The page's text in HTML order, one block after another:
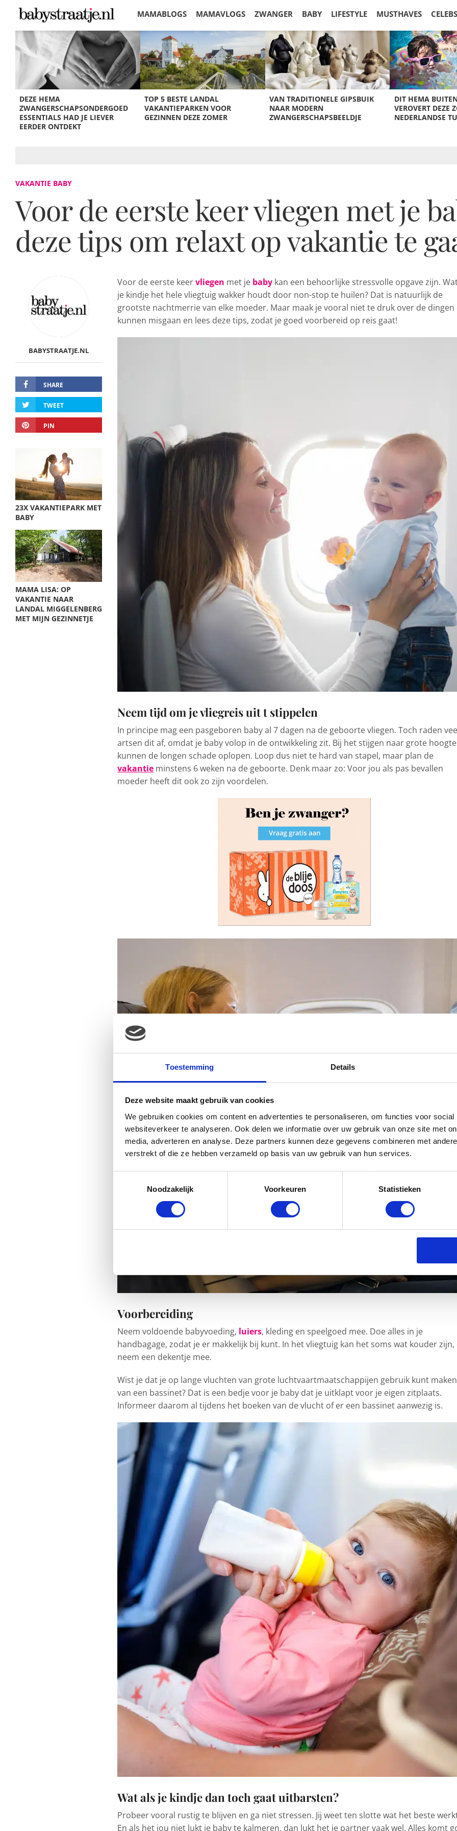
Toestemming Details
Deze website maakt gebruik van cookies
We gebruiken cookies om content en advertenties te personaliseren, om functies voor
websiteverkeer te analyseren. Ook delen we informatie over uw gebruik van onze site met
media, adverteren en analyse. Deze partners kunnen deze gegevens combineren met
verstrekt of die ze hebben verzameld op basis van uw gebruik van hun services.
Noodzakelijk
Voorkeuren Statistieken
MAMABLOGS MAMAVLOGS ZWANGER BABY LIFESTYLE MUSTHAVES CELEBS
KORTINGEN
DEZE HEMA
ZWANGERSCHAPSONDERGOED
ESSENTIALS HAD JE LIEVER
EERDER ONTDEKT
TOP 5 BESTE LANDAL
VAKANTIEPARKEN VOOR
GEZINNEN DEZE ZOMER
VAN TRADITIONELE GIPSBUIK
NAAR MODERN
ZWANGERSCHAPSBEELDJE
DIT HEMA
VEROVERT DEZE
NEDERLANDSE
VAKANTIE BABY
Voor de eerste keer vliegen met je
deze tips om relaxt op vakantie te
BABYSTRAATJE.NL
SHARE
TWEET
PIN
23X VAKANTIEPARK MET
BABY
MAMA LISA: OP
VAKANTIE NAAR
LANDAL MIGGELENBERG
MET MIJN GEZINNETJE
Voor de eerste keervliegen met je baby kan een behoorlijke stressvolle opgave zijn.
je kindje het hele vliegtuig wakker houdt door non-stop te huilen? Dat is natuurlijk de
grootste nachtmerrie van elke moeder. Maar maak je vooral niet te druk over de dingen
kunnen misgaan en lees deze tips, zodat je goed voorbereid op reis gaat!
Neem tijd om je vliegreis uit t stippelen
In principe mag een pasgeboren baby al 7 dagen na de geboorte vliegen. Toch raden
artsen dit af, omdat je baby volop in de ontwikkeling zit. Bij het stijgen naar grote
kunnen de longen schade oplopen. Loop dus niet te hard van stapel, maar plan de
vakantie minstens 6 weken na de geboorte. Denk maar zo: Voor jou als pas bevallen
moeder heeft dit ook zo zijn voordelen.
Voorbereiding
Neem voldoende babyvoeding, luiers, kleding en speelgoed mee. Doe alles in je
handbagage, zodat je er makkelijk bij kunt. In het vliegtuig kan het soms wat kouder zijn,
neem een dekentje mee.
Wist je dat je op lange vluchten van grote luchtvaartmaatschappijen gebruik kunt maken
van een bassinet? Dat is een bedje voor je baby dat je uitklapt voor je eigen zitplaats.
Informeer daarom al tijdens het boeken van de vlucht of er een bassinet aanwezig is.
Wat als je kindje dan toch gaat uitbarsten?
Probeer vooral rustig te blijven en ga niet stressen. Jij weet ten slotte wat het beste
En als het jou niet lukt je baby te kalmeren, dan lukt het je partner vaak wel. Alles komt